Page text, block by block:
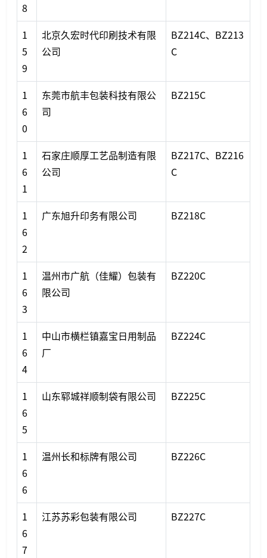
8
1
5
9
北京久宏时代印刷技术有限
公司
BZ214C、BZ213
C
1
6
0
东莞市航丰包装科技有限公
司
BZ215C
1
6
1
石家庄顺厚工艺品制造有限
公司
BZ217C、BZ216
C
1
6
2
广东旭升印务有限公司 BZ218C
1
6
3
温州市广航（佳耀）包装有
限公司
BZ220C
1
6
4
中山市横栏镇嘉宝日用制品
厂
BZ224C
1
6
5
山东郓城祥顺制袋有限公司 BZ225C
1
6
6
温州长和标牌有限公司 BZ226C
1
6
7
江苏苏彩包装有限公司 BZ227C